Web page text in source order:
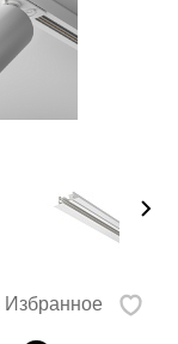
Избранное